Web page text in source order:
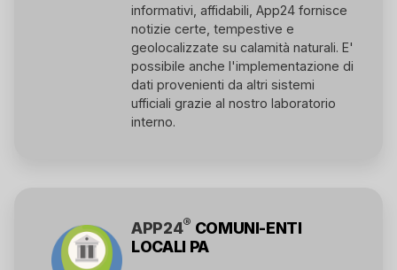
informativi, affidabili, App24 fornisce
notizie certe, tempestive e
geolocalizzate su calamità naturali. E'
possibile anche l'implementazione di
dati provenienti da altri sistemi
ufficiali grazie al nostro laboratorio
interno.
APP24® COMUNI-ENTI
LOCALI PA